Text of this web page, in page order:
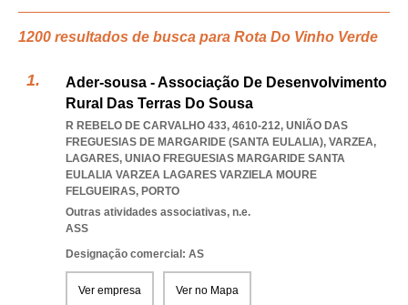
1200 resultados de busca para Rota Do Vinho Verde
Ader-sousa - Associação De Desenvolvimento
Rural Das Terras Do Sousa
R REBELO DE CARVALHO 433, 4610-212, UNIÃO DAS
FREGUESIAS DE MARGARIDE (SANTA EULALIA), VARZEA,
LAGARES, UNIAO FREGUESIAS MARGARIDE SANTA
EULALIA VARZEA LAGARES VARZIELA MOURE
FELGUEIRAS, PORTO
Outras atividades associativas, n.e.
ASS
Designação comercial: AS
Ver empresa Ver no Mapa